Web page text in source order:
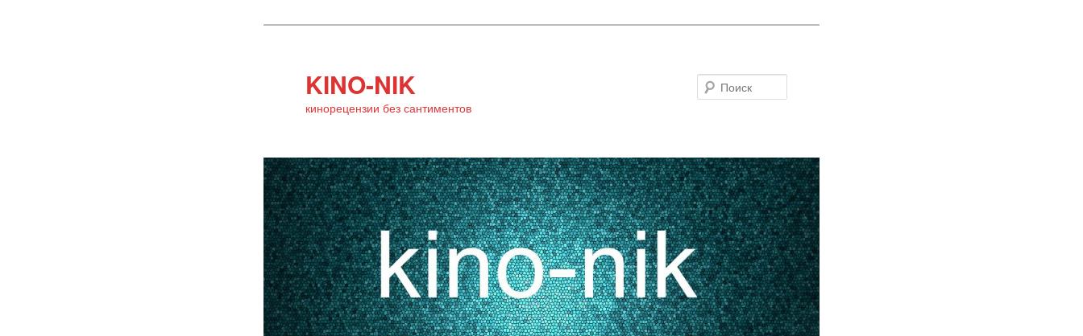
KINO-NIK
кинорецензии без сантиментов